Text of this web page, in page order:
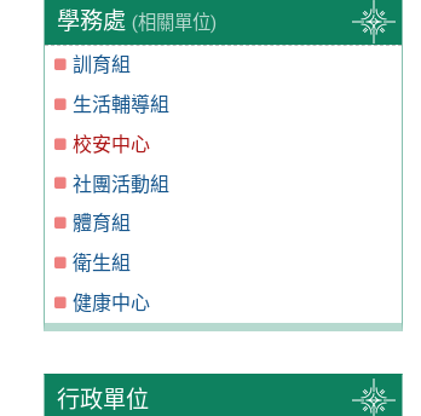
學務處 (相關單位)
訓育組
生活輔導組
校安中心
社團活動組
體育組
衛生組
健康中心
行政單位